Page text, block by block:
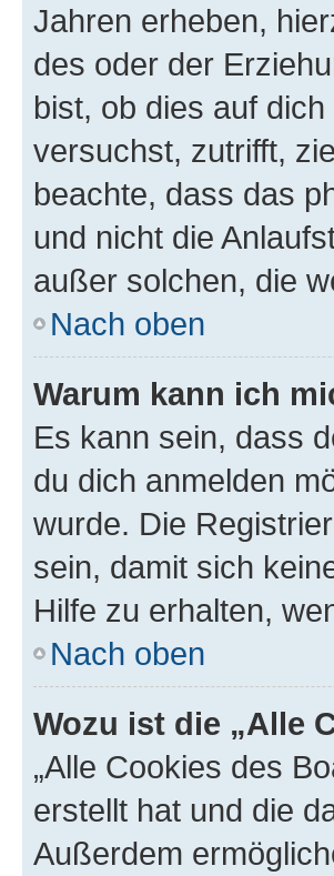
Jahren erheben,
des oder der
bist, ob dies auf
versuchst, zutrifft,
beachte, dass das
und nicht die
außer solchen, die
Nach oben
Warum kann ich
Es kann sein, dass
du dich anmelden
wurde. Die
sein, damit sich
Hilfe zu erhalten,
Nach oben
Wozu ist die „Alle
„Alle Cookies des
erstellt hat und die
Außerdem